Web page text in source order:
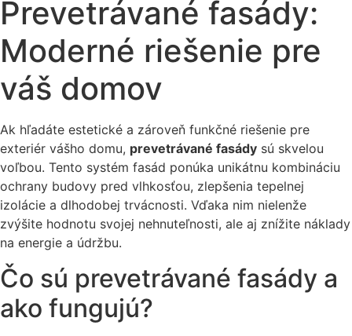
Prevetrávané fasády:
Moderné riešenie pre
váš domov
Ak hľadáte estetické a zároveň funkčné riešenie pre
exteriér vášho domu, prevetrávané fasády sú skvelou
voľbou. Tento systém fasád ponúka unikátnu kombináciu
ochrany budovy pred vlhkosťou, zlepšenia tepelnej
izolácie a dlhodobej trvácnosti. Vďaka nim nielenže
zvýšite hodnotu svojej nehnuteľnosti, ale aj znížite náklady
na energie a údržbu.
Čo sú prevetrávané fasády a
ako fungujú?